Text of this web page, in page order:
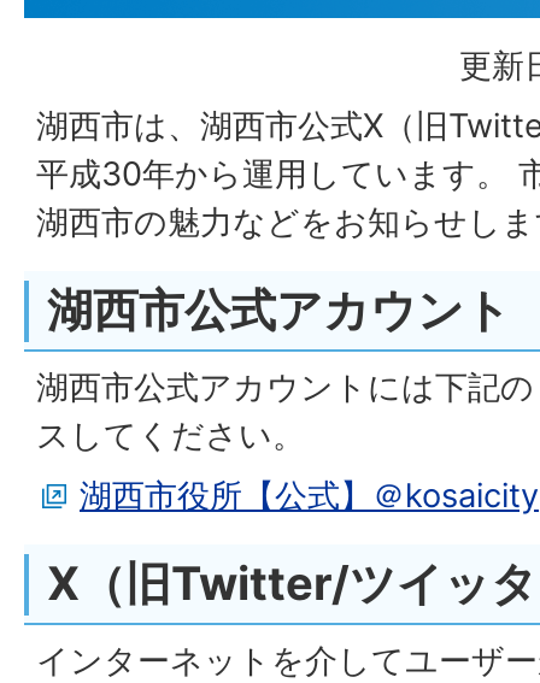
更新
湖西市は、湖西市公式X（旧
平成30年から運用しています。
湖西市の魅力などをお知らせし
湖西市公式アカウント
湖西市公式アカウントには下記
スしてください。
湖西市役所【公式】＠kosaicity
X（旧Twitter/ツイッ
インターネットを介してユーザ